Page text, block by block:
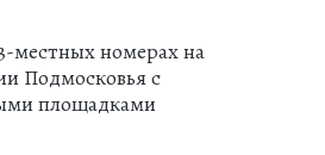
местных номерах на
Подмосковья с
площадками